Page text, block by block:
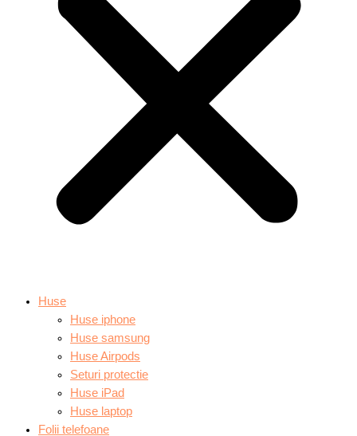
Huse
Huse iphone
Huse samsung
Huse Airpods
Seturi protectie
Huse iPad
Huse laptop
Folii telefoane